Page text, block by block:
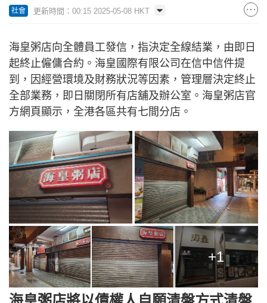
社會 更新時間：00:15 2025-05-08 HKT
海皇粥店向全體員工發信，指決定全線結業，由即日
起終止僱傭合約。海皇國際有限公司在信中信件提
到，因經營環境及財務狀況等因素，管理層決定終止
全部業務，即日關閉所有店舖及辦公室。海皇粥店官
方網頁顯示，全港各區共有七間分店。
+1